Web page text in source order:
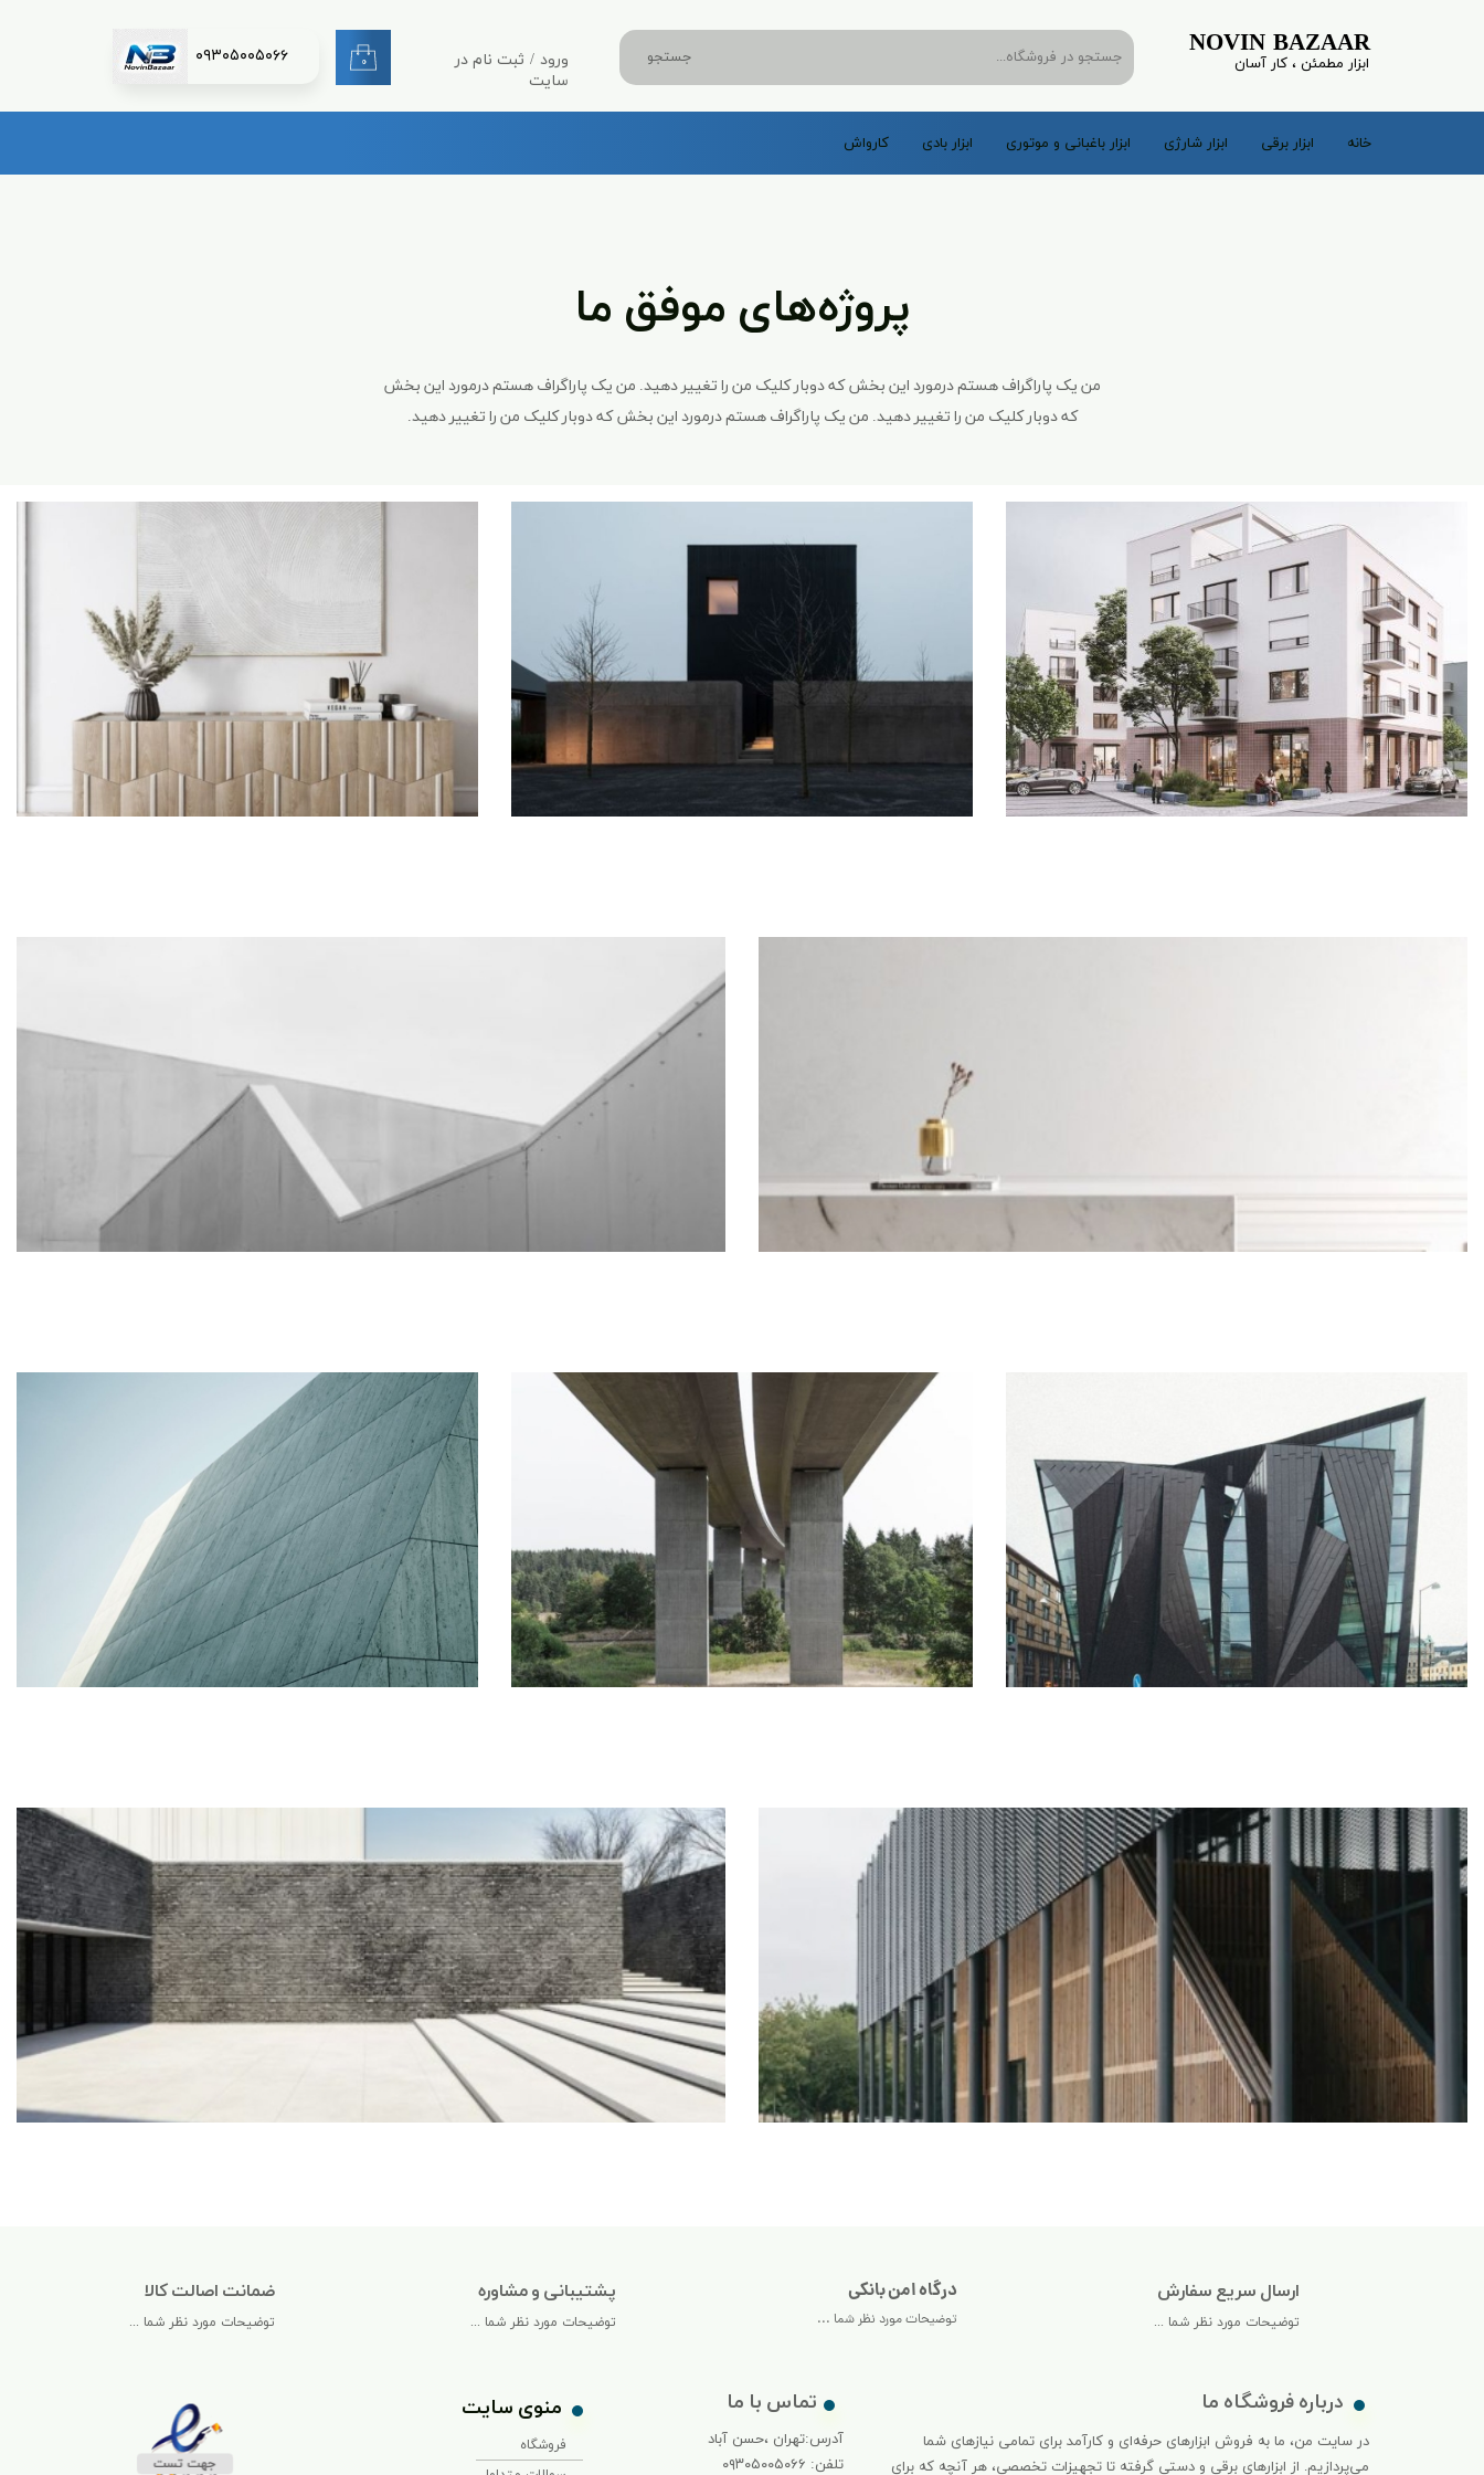
۰۹۳۰۵۰۰۵۰۶۶ جستجو ۰ ورود / ثبت نام در
سایت
حساب کاربری من
خانه ابزار برقی ابزار شارژی ابزار باغبانی و موتوری ابزار بادی کارواش
​​​​​​​NOVIN BAZAAR
​​ابزار مطمئن ، کار آسان
پروژه‌های موفق ما
من یک پاراگراف هستم درمورد این بخش که دوبار کلیک من را تغییر دهید. من یک پاراگراف هستم درمورد این بخش
که دوبار کلیک من را تغییر دهید. من یک پاراگراف هستم درمورد این بخش که دوبار کلیک من را تغییر دهید.
ارسال سریع سفارش
توضیحات مورد نظر شما ...
درگاه امن بانکی
توضیحات مورد نظر شما ...
پشتیبانی و مشاوره
توضیحات مورد نظر شما ...
ضمانت اصالت کالا
توضیحات مورد نظر شما ...
درباره فروشگاه ما
در سایت من، ما به فروش ابزارهای حرفه‌ای و کارآمد برای تمامی نیازهای شما
می‌پردازیم. از ابزارهای برقی و دستی گرفته تا تجهیزات تخصصی، هر آنچه که برای
تماس با ما
آدرس:تهران ،حسن آباد
تلفن: ۰۹۳۰۵۰۰۵۰۶۶
منوی سایت
فروشگاه